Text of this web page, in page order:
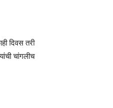
दिवस तरी
चांगलीच